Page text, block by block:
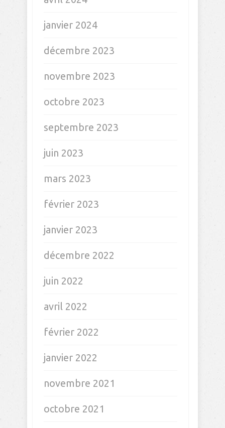
janvier 2024
décembre 2023
novembre 2023
octobre 2023
septembre 2023
juin 2023
mars 2023
février 2023
janvier 2023
décembre 2022
juin 2022
avril 2022
février 2022
janvier 2022
novembre 2021
octobre 2021